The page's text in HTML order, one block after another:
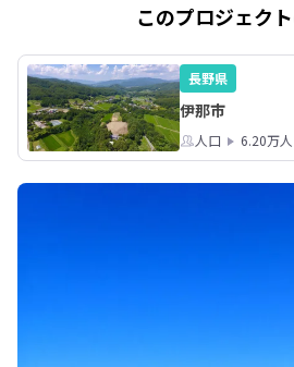
このプロジェク
長野県
伊那市
人口 6.20万人